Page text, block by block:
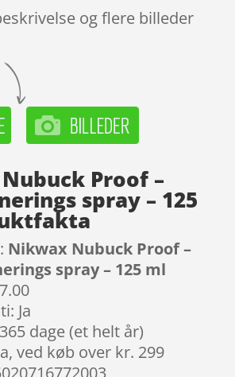
og flere billeder
Proof –
spray – 125
Nikwax Nubuck Proof –
spray – 125 ml
Ja
dage (et helt år)
ved køb over kr. 299